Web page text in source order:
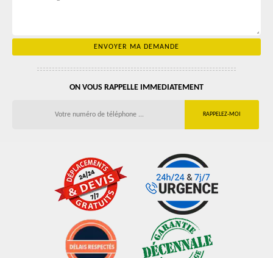
ON VOUS RAPPELLE IMMEDIATEMENT